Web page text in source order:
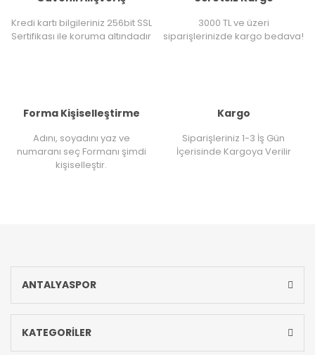
Kredi kartı bilgileriniz 256bit SSL
Sertifikası ile koruma altındadır
3000 TL ve üzeri
siparişlerinizde kargo bedava!
Forma Kişiselleştirme
Adını, soyadını yaz ve
numaranı seç Formanı şimdi
kişiselleştir.
Kargo
Siparişleriniz 1-3 İş Gün
İçerisinde Kargoya Verilir
ANTALYASPOR
KATEGORİLER